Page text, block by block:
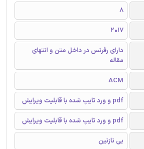
8
2017
دارای رفرنس در داخل متن و انتهای
مقاله
ACM
pdf و ورد تایپ شده با قابلیت ویرایش
pdf و ورد تایپ شده با قابلیت ویرایش
بی نازنین